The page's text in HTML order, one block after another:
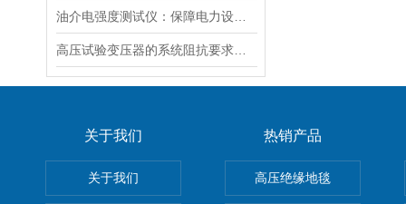
关于我们
关于我们
热销产品
高压绝缘地毯